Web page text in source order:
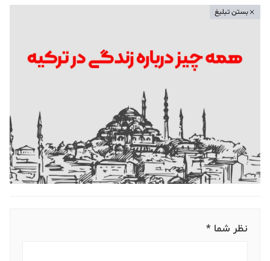
بستن تبلیغ
نظر شما *